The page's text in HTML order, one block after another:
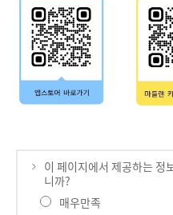
이 페이지에서 제공하는 정
니까?
매우만족